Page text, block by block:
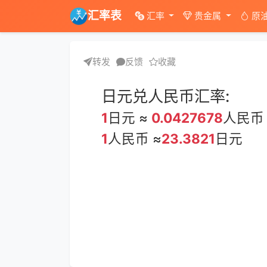
汇率表 汇率 贵金属 原
转发 反馈 收藏
日元兑人民币汇率:
1 日元 ≈ 0.0427678人民币
1人民币 ≈23.3821 日元